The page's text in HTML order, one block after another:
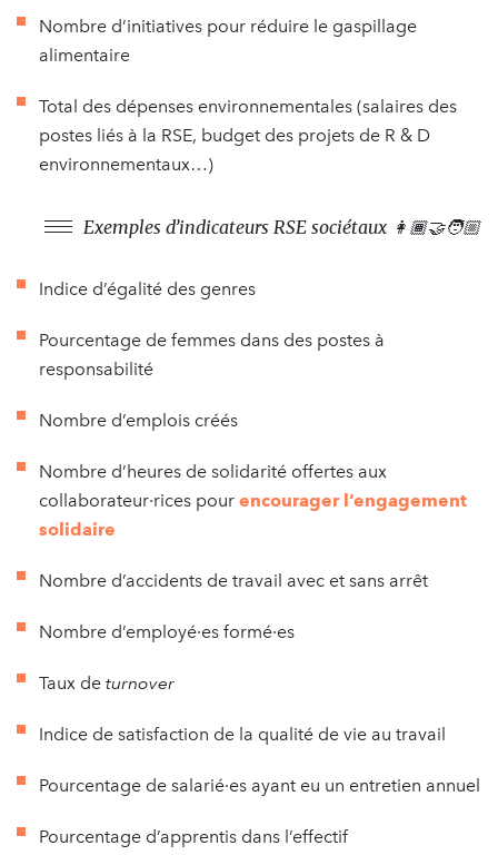
Nombre d’initiatives pour réduire le gaspillage
alimentaire
Total des dépenses environnementales (salaires des
postes liés à la RSE, budget des projets de R & D
environnementaux…)
Exemples d’indicateurs RSE sociétaux 👩🏾‍🤝‍🧑🏼
Indice d’égalité des genres
Pourcentage de femmes dans des postes à
responsabilité
Nombre d’emplois créés
Nombre d’heures de solidarité offertes aux
collaborateur·rices pour encourager l’engagement
solidaire
Nombre d’accidents de travail avec et sans arrêt
Nombre d’employé·es formé·es
Taux de turnover
Indice de satisfaction de la qualité de vie au travail
Pourcentage de salarié·es ayant eu un entretien annuel
Pourcentage d’apprentis dans l’effectif